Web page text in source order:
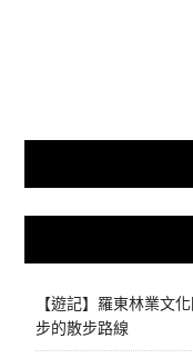
【遊記】羅東林業文
步的散步路線